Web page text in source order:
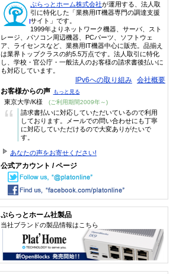
ぷらっとホーム株式会社が運用する、法人取
引に特化した「業務用IT機器専門の調達支援
サイト」です。
1999年よりネットワーク機器、サーバ、スト
レージ、パソコン周辺機器、PCパーツ、ソフトウェ
ア、ライセンスなど、業務用IT機器中心に販売。品揃え
は業界トップクラスの約5.5万点です。法人取引に特化
し、学校・官公庁・一般法人のお客様の請求書後払いに
も対応しています。
IPv6への取り組み 会社概要
お客様からの声 もっと見る
東京大学/K様 (ご利用期間2009年～)
“
請求書払いに対応していただいているので利用
しております。メールでの問い合わせにも丁寧
に対応していただけるので大変ありがたいで
す。
あなたの声をお寄せください!
公式アカウント / ページ
ぷらっとホーム社製品
当社ブランドの製品情報はこちら